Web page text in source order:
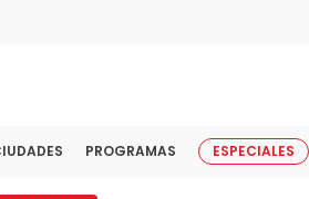
PROGRAMAS ESPECIALES